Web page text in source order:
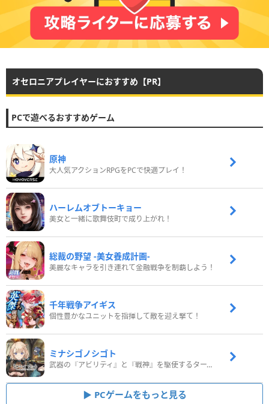
オセロニアプレイヤーにおすすめ【PR】
PCで遊べるおすすめゲーム
原神
大人気アクションRPGをPCで快適プレイ！
ハーレムオブトーキョー
美女と一緒に歌舞伎町で成り上がれ！
総裁の野望 -美女養成計画-
美麗なキャラを引き連れて金融戦争を制覇しよう！
千年戦争アイギス
個性豊かなユニットを指揮して敵を迎え撃て！
ミナシゴノシゴト
武器の『アビリティ』と『戦神』を駆使するターン制コマンドバトルRPG！
PCゲームをもっと見る